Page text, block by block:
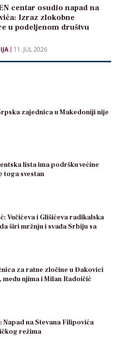
centar osudio napad na
Izraz zlokobne
u podeljenom društvu
11. JUL 2026
zajednica u Makedoniji nije
lista ima podršku većine
toga svestan
Vučićeva i Glišićeva radikalska
širi mržnju i svađa Srbiju sa
za ratne zločine u Đakovici
njima i Milan Radoičić
Napad na Stevana Filipovića
režima